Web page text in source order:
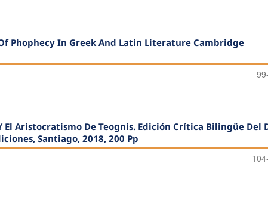
Phophecy In Greek And Latin Literature Cambridge
El Aristocratismo De Teognis. Edición Crítica Bilingüe Del
Santiago, 2018, 200 Pp